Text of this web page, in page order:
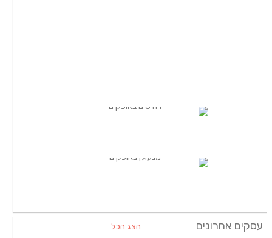
עסקים אחרונים הצג הכל